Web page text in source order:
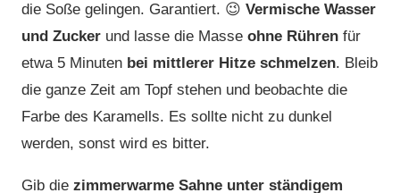
die Soße gelingen. Garantiert. 😉 Vermische Wasser
und Zucker und lasse die Masse ohne Rühren für
etwa 5 Minuten bei mittlerer Hitze schmelzen. Bleib
die ganze Zeit am Topf stehen und beobachte die
Farbe des Karamells. Es sollte nicht zu dunkel
werden, sonst wird es bitter.
Gib die zimmerwarme Sahne unter ständigem